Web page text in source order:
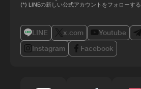
(*) LINEの新しい公式アカウントをフォローする
LINE x.com Youtube
Instagram
Facebook